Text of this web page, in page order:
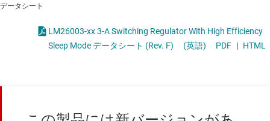
データシート
LM26003-xx 3-A Switching Regulator With High Efficiency
Sleep Mode データシート (Rev. F)
(英語) PDF | HTML